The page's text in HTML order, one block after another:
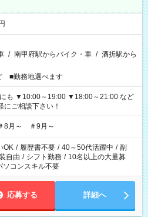
/ 南甲府駅からバイク・車 / 酒折駅から
■勤務地選べます
にご相談下さい！
8月～ ＃9月～
OK / 履歴書不要 / 40～50代活躍中 / 副
自由 / シフト勤務 / 10名以上の大量募
ソコンスキル不要
応募する 詳細へ